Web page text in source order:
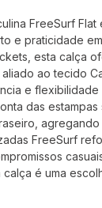
FreeSurf
e praticidade
esta calça
ao tecido
e flexibilidade
das
agregando
FreeSurf
é uma